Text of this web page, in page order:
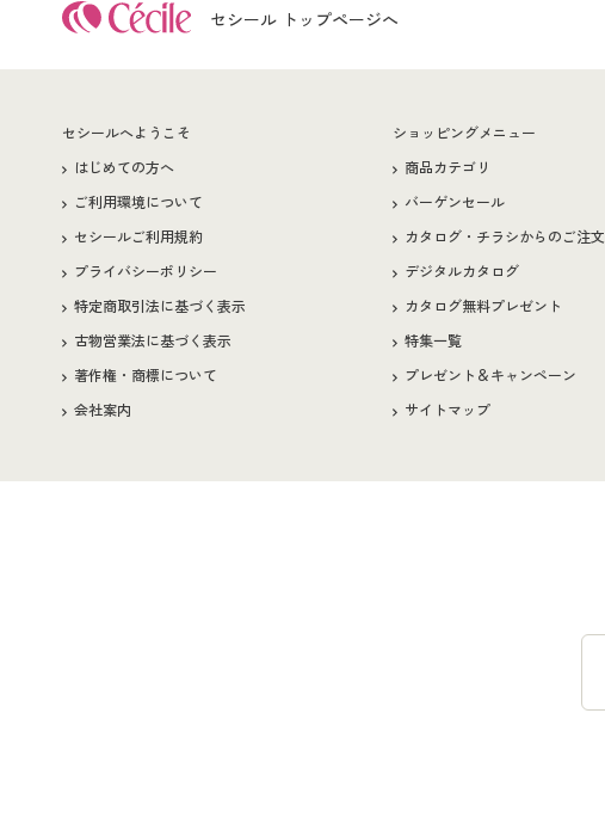
セシール トップページへ
セシールへようこそ
はじめての方へ
ご利用環境について
セシールご利用規約
プライバシーポリシー
特定商取引法に基づく表示
古物営業法に基づく表示
著作権・商標について
会社案内
ショッピングメニュー
商品カテゴリ
バーゲンセール
カタログ・チラシからのご注文
デジタルカタログ
カタログ無料プレゼント
特集一覧
プレゼント＆キャンペーン
サイトマップ